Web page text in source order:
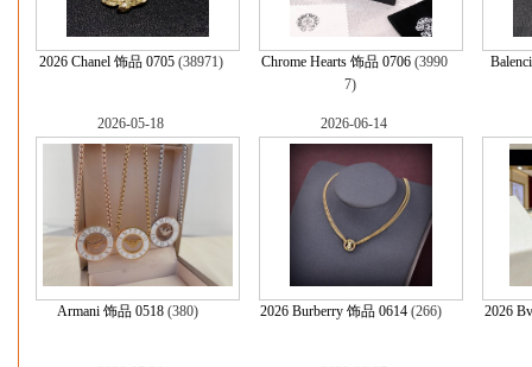
2026 Chanel 饰品 0705(38971) Chrome Hearts 饰品 0706(3990
7)
2026-05-18
Armani 饰品 0518(380)
2026-06-14
2026 Burberry 饰品 0614(266) 2026